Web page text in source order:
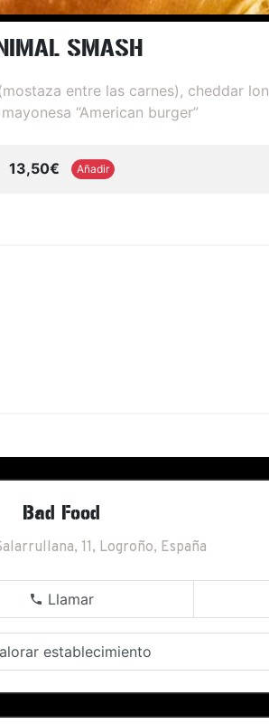
SMASH
entre las carnes), cheddar
“American burger”
13,50€ Añadir
Bad Food
11, Logroño, España
Llamar
establecimiento